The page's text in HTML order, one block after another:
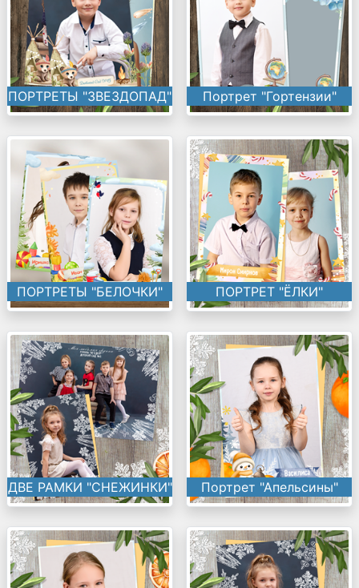
ПОРТРЕТЫ "ЗВЕЗДОПАД" Портрет "Гортензии"
ПОРТРЕТЫ "БЕЛОЧКИ" ПОРТРЕТ "ЁЛКИ"
ДВЕ РАМКИ "СНЕЖИНКИ" Портрет "Апельсины"